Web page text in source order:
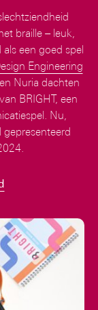
braille – leuk,
een goed spel
Engineering
Nuria dachten
BRIGHT, een
Nu,
gepresenteerd